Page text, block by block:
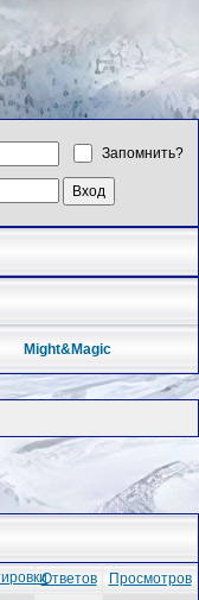
Запомнить?
Might&Magic
Ответов Просмотров